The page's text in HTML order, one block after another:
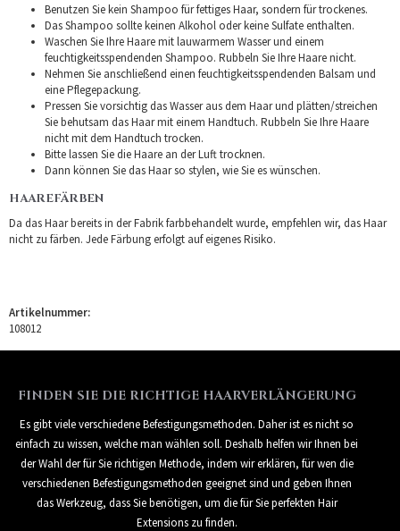
Benutzen Sie kein Shampoo für fettiges Haar, sondern für trockenes.
Das Shampoo sollte keinen Alkohol oder keine Sulfate enthalten.
Waschen Sie Ihre Haare mit lauwarmem Wasser und einem
feuchtigkeitsspendenden Shampoo. Rubbeln Sie Ihre Haare nicht.
Nehmen Sie anschließend einen feuchtigkeitsspendenden Balsam und
eine Pflegepackung.
Pressen Sie vorsichtig das Wasser aus dem Haar und plätten/streichen
Sie behutsam das Haar mit einem Handtuch. Rubbeln Sie Ihre Haare
nicht mit dem Handtuch trocken.
Bitte lassen Sie die Haare an der Luft trocknen.
Dann können Sie das Haar so stylen, wie Sie es wünschen.
HAAREFÄRBEN
Da das Haar bereits in der Fabrik farbbehandelt wurde, empfehlen wir, das Haar
nicht zu färben. Jede Färbung erfolgt auf eigenes Risiko.
Artikelnummer:
108012
FINDEN SIE DIE RICHTIGE HAARVERLÄNGERUNG
Es gibt viele verschiedene Befestigungsmethoden. Daher ist es nicht so
einfach zu wissen, welche man wählen soll. Deshalb helfen wir Ihnen bei
der Wahl der für Sie richtigen Methode, indem wir erklären, für wen die
verschiedenen Befestigungsmethoden geeignet sind und geben Ihnen
das Werkzeug, dass Sie benötigen, um die für Sie perfekten Hair
Extensions zu finden.